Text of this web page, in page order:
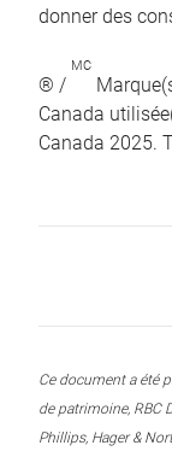
donner des
® /
MC
Canada
Canada 2025.
Ce document a été
de patrimoine, RBC
Phillips, Hager &